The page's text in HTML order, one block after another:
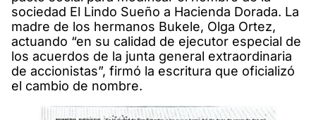
sociedad El Lindo Sueño a Hacienda Dorada. La
madre de los hermanos Bukele, Olga Ortez,
actuando “en su calidad de ejecutor especial de
los acuerdos de la junta general extraordinaria
de accionistas”, firmó la escritura que oficializó
el cambio de nombre.